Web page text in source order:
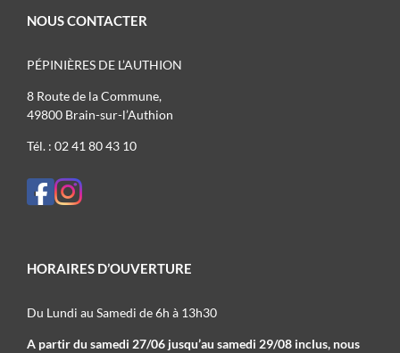
NOUS CONTACTER
PÉPINIÈRES DE L’AUTHION
8 Route de la Commune,
49800 Brain-sur-l’Authion
Tél. : 02 41 80 43 10
HORAIRES D’OUVERTURE
Du Lundi au Samedi de 6h à 13h30
A partir du samedi 27/06 jusqu’au samedi 29/08 inclus, nous